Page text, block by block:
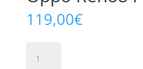
119,00€
Pantalla